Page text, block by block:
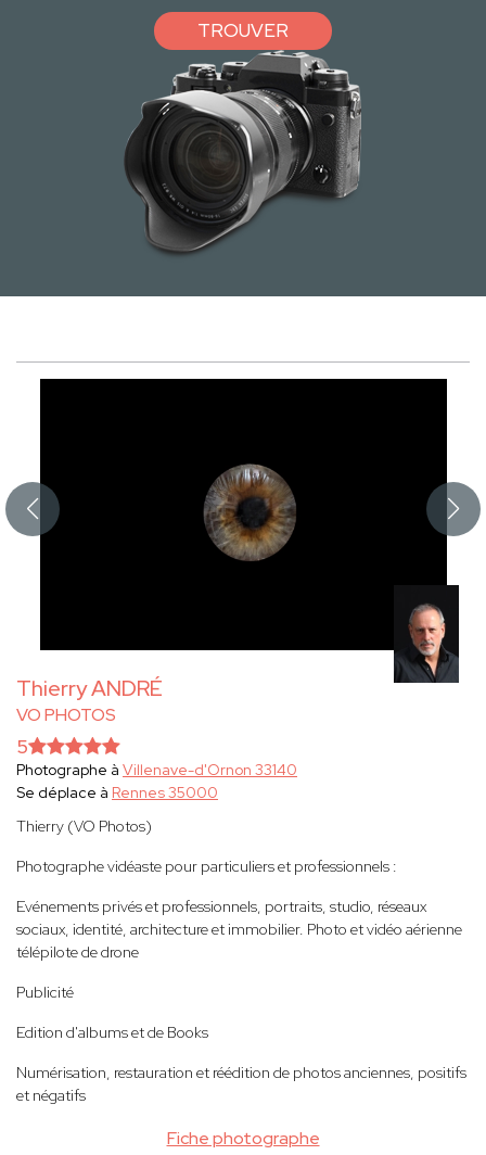
TROUVER
Thierry ANDRÉ
VO PHOTOS
Fiche photographe
5
Photographe à Villenave-d'Ornon 33140
Se déplace à Rennes 35000
Thierry (VO Photos)
Photographe vidéaste pour particuliers et professionnels :
Evénements privés et professionnels, portraits, studio, réseaux
sociaux, identité, architecture et immobilier. Photo et vidéo aérienne
télépilote de drone
Publicité
Edition d'albums et de Books
Numérisation, restauration et réédition de photos anciennes, positifs
et négatifs